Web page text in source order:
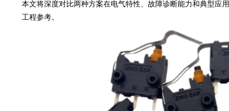
工程参考。